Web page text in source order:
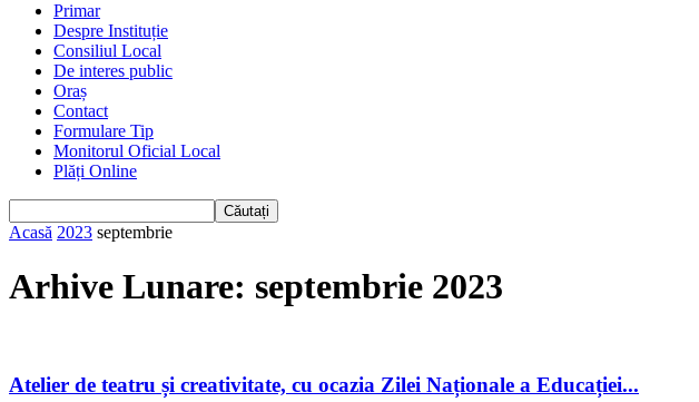
Primar
Despre Instituție
Consiliul Local
De interes public
Oraș
Contact
Formulare Tip
Monitorul Oficial Local
Plăți Online
Acasă 2023 septembrie
Arhive Lunare: septembrie 2023
Atelier de teatru și creativitate, cu ocazia Zilei Naționale a Educației...